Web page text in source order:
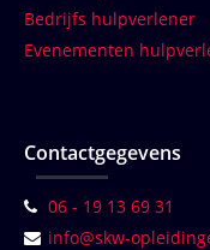
Bedrijfs hulpverlener
Evenementen
Contactgegevens
06 - 19 13 69 31
info@skw-